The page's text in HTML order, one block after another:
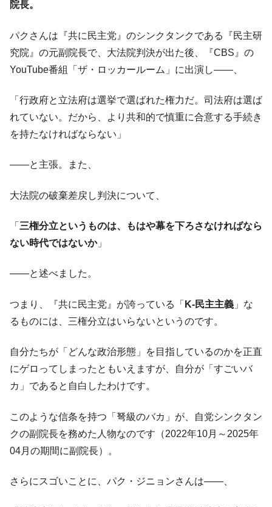
院長。
パクさんは『共に民主党』のシンクタンクである『民主研
究院』の元副院長で、大法院判決が出た後、『CBS』の
YouTube番組「ザ・ロッカールーム」に出演し――、
「行政府と立法府は選挙で選ばれた権力だ。司法府は選ば
れていない。だから、より共和的で慎重に合意する手続き
を持たなければならない」
――と主張。また、
大法院の破棄差戻し判決について、
「 三権分立というものは、もはや幕を下ろさなければなら
ない時代ではないか」
――と述べました。
つまり、『共に民主党』が誇っている「 K-民主主義 」な
るものには、三権分立はいらないというのです。
自分たちが「どんな政治形態」を目指しているのかを正直
にゲロってしまったともいえますが、自分が「すごいバ
カ」であると自白したわけです。
このような信条を持つ「弩級のバカ」が、自党シンクタン
クの副院長を務めた人物なのです（2022年10月～2025年
04月の期間に副院長）。
さらにスゴいことに、パク・ジニョンさんは――、